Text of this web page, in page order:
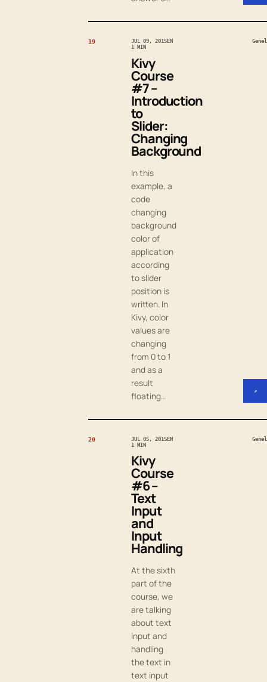
19 JUL 09, 2015 EN
1 MIN
Kivy
Course
#7 –
Introduction
to
Slider:
Changing
Background
In this
example, a
code
changing
background
color of
application
according
to slider
position is
written. In
Kivy, color
values are
changing
from 0 to 1
and as a
result
floating…
Genel
↗
20 JUL 05, 2015 EN
1 MIN
Kivy
Course
#6 –
Text
Input
and
Input
Handling
At the sixth
part of the
course, we
are talking
about text
input and
handling
the text in
text input
Genel